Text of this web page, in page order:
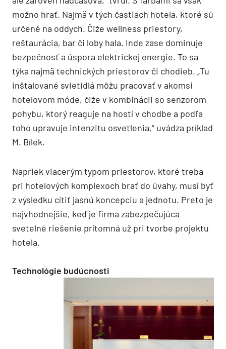
možno hrať. Najmä v tých častiach hotela, ktoré sú
určené na oddych. Čiže wellness priestory,
reštaurácia, bar či loby hala. ­Inde zase dominuje
bezpečnosť a úspora elektrickej energie. To sa
týka najmä technických priestorov či chodieb. „Tu
inštalované svietidlá môžu pracovať v akomsi
hotelovom móde, čiže v kombinácii so senzorom
pohybu, ktorý reaguje na hostí v chodbe a podľa
toho upravuje intenzitu osvetlenia,“ uvádza príklad
M. Bílek.
Napriek viacerým typom priestorov, ktoré treba
pri hotelových komplexoch brať do úvahy, musí byť
z výsledku cítiť jasnú koncepciu a jednotu. Preto je
najvhodnejšie, keď je firma zabezpečujúca
svetelné riešenie prítomná už pri tvorbe projektu
hotela.
Technológie budúcnosti